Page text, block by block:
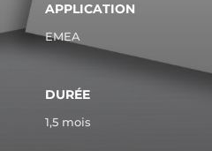
APPLICATION
EMEA
DURÉE
1,5 mois